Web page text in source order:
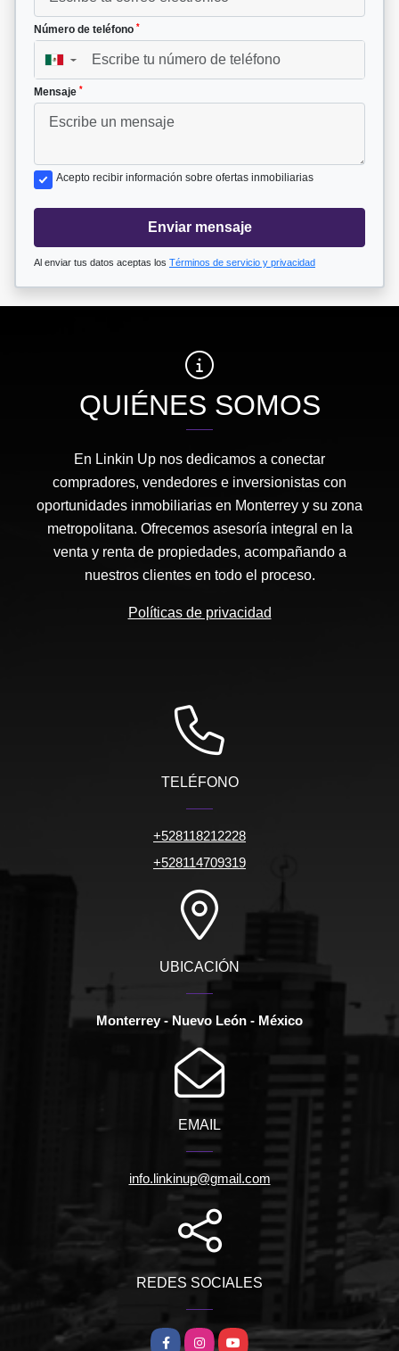
Número de teléfono *
▼
Mensaje *
Acepto recibir información sobre ofertas inmobiliarias
Enviar mensaje
Al enviar tus datos aceptas los Términos de servicio y privacidad
QUIÉNES SOMOS
En Linkin Up nos dedicamos a conectar
compradores, vendedores e inversionistas con
oportunidades inmobiliarias en Monterrey y su zona
metropolitana. Ofrecemos asesoría integral en la
venta y renta de propiedades, acompañando a
nuestros clientes en todo el proceso.
Políticas de privacidad
TELÉFONO
+528118212228
+528114709319
UBICACIÓN
Monterrey - Nuevo León - México
EMAIL
info.linkinup@gmail.com
REDES SOCIALES
FacebookInstagramYouTube